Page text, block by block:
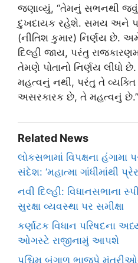
જણાવ્યું, “તેમનું સભનથી જવું
દુખદાયક રહેશે. સમય અને
(નીતિશ કુમાર) નિર્ણય છે.
દિલ્હી જાય, પરંતુ
તેમણે પોતાનો નિર્ણય લીધો
મહત્વનું નથી, પરંતુ તે વ્યક્તિ
અસરકારક છે, તે મહત્વનું છે.”
Related News
લોકસભામાં વિપક્ષના
સંદેશ: ‘મહાત્મા ગાંધીમાંથી
નવી દિલ્હી: વિધાનસભાના
સુરક્ષા વ્યવસ્થા પર સમીક્ષા
કર્ણાટક વિધાન પરિષદના
ઓગસ્ટે રાજીનામું આપશે
પશ્ચિમ બંગાળ ભાજપે